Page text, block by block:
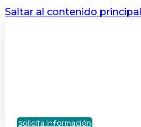
Saltar al contenido principal
Solicita información